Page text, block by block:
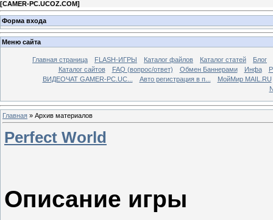
[CAMER-PC.UCOZ.COM]
Форма входа
Меню сайта
Главная страница FLASH-ИГРЫ Каталог файлов Каталог статей
Блог
Каталог сайтов
FAQ (вопрос/ответ) Обмен Баннерами Инфа
ВИДЕОЧАТ GAMER-PC.UC...
Aвто регистрация в п...
МойМир MAIL.RU
Главная » Архив материалов
Perfect World
Описание игры